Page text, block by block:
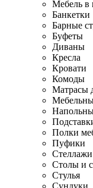
Мебель в
Банкетки
Барные
Буфеты
Диваны
Кресла
Кровати
Комоды
Матрасы
Полки
Пуфики
Столы и
Стулья
Сундуки